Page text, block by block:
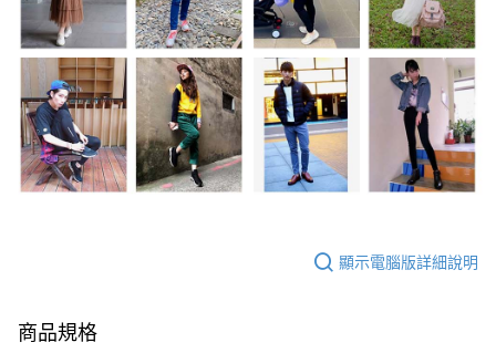
顯示電腦版詳細說明
商品規格